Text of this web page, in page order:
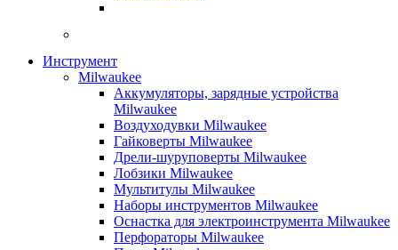
Инструмент
Milwaukee
Аккумуляторы, зарядные устройства
Milwaukee
Воздуходувки Milwaukee
Гайковерты Milwaukee
Дрели-шуруповерты Milwaukee
Лобзики Milwaukee
Мультитулы Milwaukee
Наборы инструментов Milwaukee
Оснастка для электроинструмента Milwaukee
Перфораторы Milwaukee